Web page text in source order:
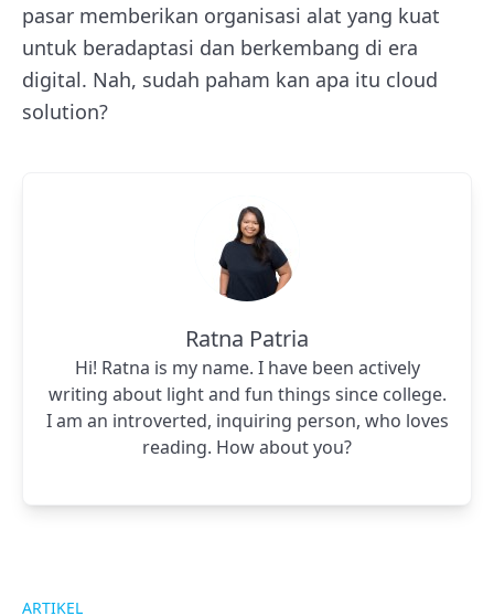
pasar memberikan organisasi alat yang kuat
untuk beradaptasi dan berkembang di era
digital. Nah, sudah paham kan apa itu cloud
solution?
Ratna Patria
Hi! Ratna is my name. I have been actively
writing about light and fun things since college.
I am an introverted, inquiring person, who loves
reading. How about you?
ARTIKEL